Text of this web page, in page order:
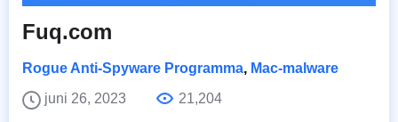
Fuq.com
Rogue Anti-Spyware Programma, Mac-malware
juni 26, 2023
21,204